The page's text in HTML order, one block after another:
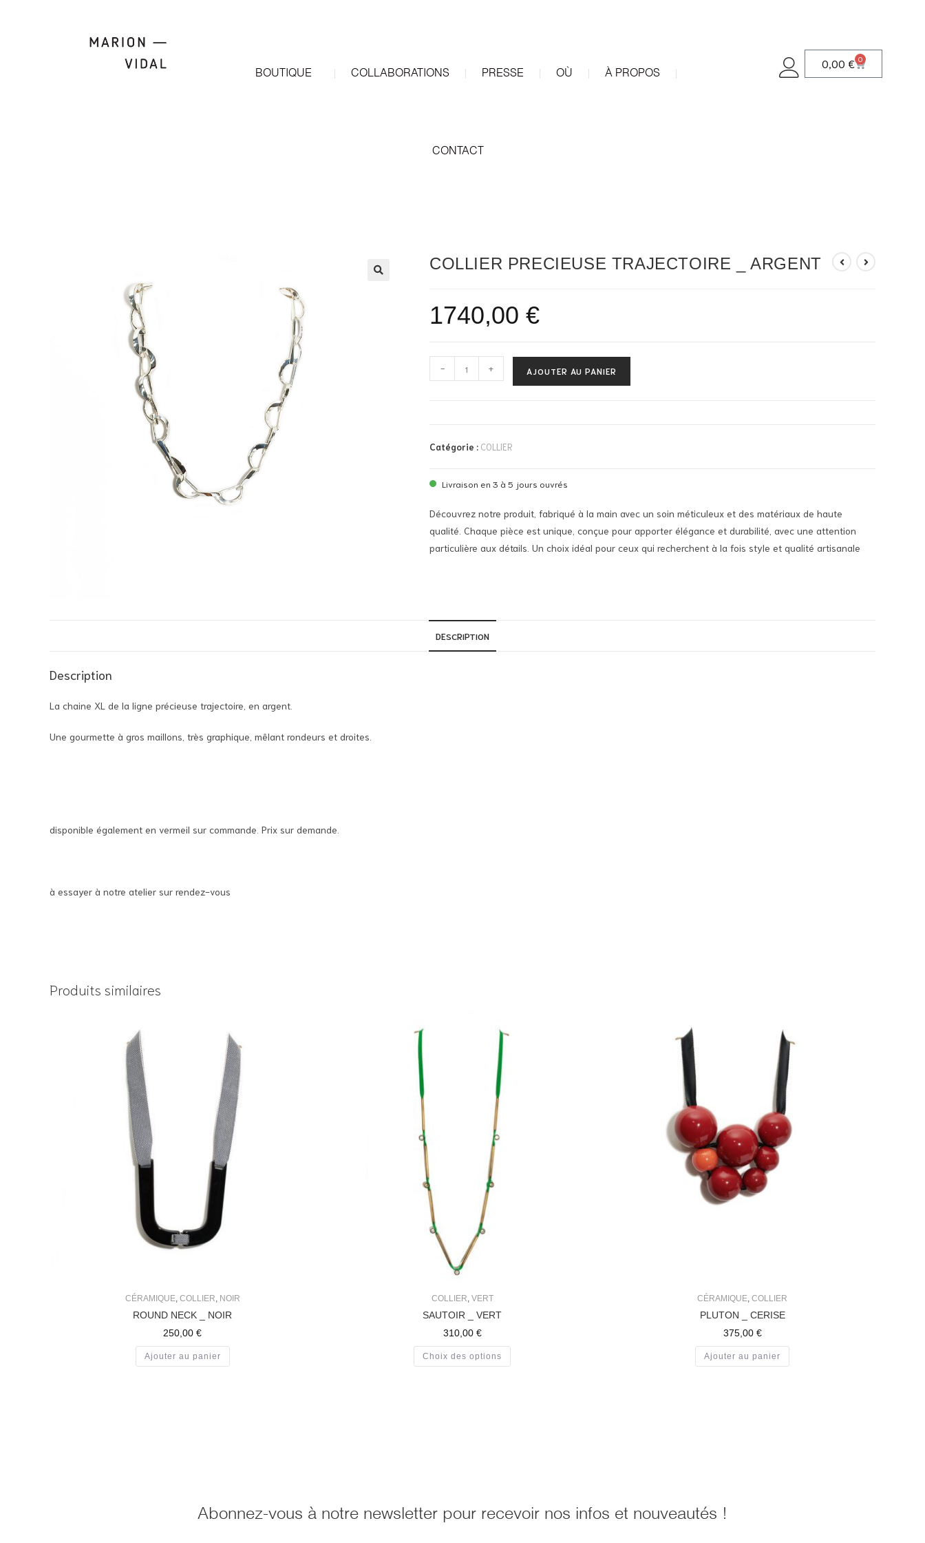
BOUTIQUE COLLABORATIONS PRESSE OÙ À PROPOS
CONTACT
0,00 € 0
COLLIER PRECIEUSE TRAJECTOIRE _ ARGENT
1740,00 €
- + AJOUTER AU PANIER
Catégorie : COLLIER
Livraison en 3 à 5 jours ouvrés
Découvrez notre produit, fabriqué à la main avec un soin méticuleux et des matériaux de haute
qualité. Chaque pièce est unique, conçue pour apporter élégance et durabilité, avec une attention
particulière aux détails. Un choix idéal pour ceux qui recherchent à la fois style et qualité artisanale
DESCRIPTION
Description
La chaine XL de la ligne précieuse trajectoire, en argent.
Une gourmette à gros maillons, très graphique, mêlant rondeurs et droites.
disponible également en vermeil sur commande. Prix sur demande.
à essayer à notre atelier sur rendez-vous
Produits similaires
CÉRAMIQUE, COLLIER, NOIR
ROUND NECK _ NOIR
250,00€
Ajouter au panier
COLLIER, VERT
SAUTOIR _ VERT
310,00 €
Choix des options
CÉRAMIQUE,COLLIER
PLUTON _ CERISE
375,00 €
Ajouter au panier
Abonnez-vous à notre newsletter pour recevoir nos infos et nouveautés !